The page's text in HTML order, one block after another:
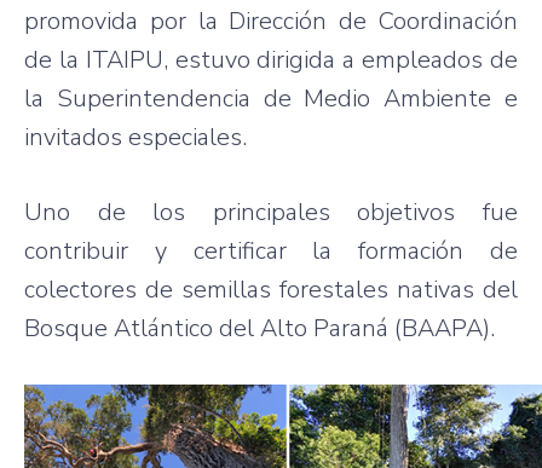
promovida por la Dirección de Coordinación
de la ITAIPU, estuvo dirigida a empleados de
la Superintendencia de Medio Ambiente e
invitados especiales.
Uno de los principales objetivos fue
contribuir y certificar la formación de
colectores de semillas forestales nativas del
Bosque Atlántico del Alto Paraná (BAAPA).